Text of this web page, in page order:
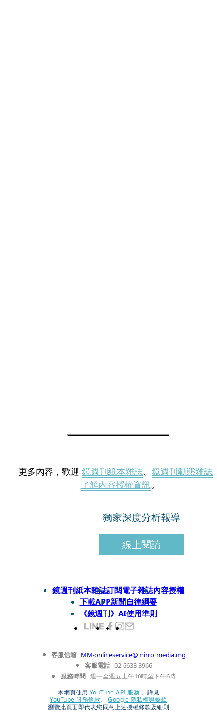
更多內容，歡迎 鏡週刊紙本雜誌、 鏡週刊動態雜誌
了解內容授權資訊。
獨家深度分析報導
線上閱讀
鏡週刊紙本雜誌訂閱電子雜誌內容授權
下載APP新聞自律綱要
《鏡週刊》AI使用準則
客服信箱 MM-onlineservice@mirrormedia.mg
客服電話 02-6633-3966
服務時間 週一至週五上午10時至下午6時
本網頁使用 YouTube API 服務 ， 詳見
YouTube 服務條款、
Google 隱私權與條款
瀏覽此頁面即代表您同意上述授權條款及細則